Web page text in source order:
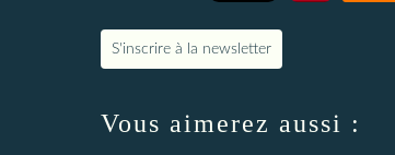
S'inscrire à la newsletter
Vous aimerez aussi :